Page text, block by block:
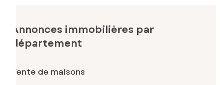
Annonces immobilières par
département
Vente de maisons